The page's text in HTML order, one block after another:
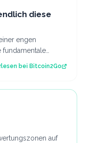
diese
engen
fundamentale
bei Bitcoin2Go
auf